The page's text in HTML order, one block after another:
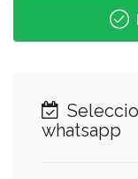
whatsapp